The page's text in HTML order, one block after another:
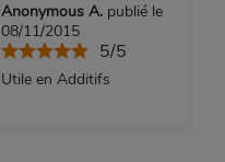
Anonymous A. publié le
08/11/2015
5/5
Utile en Additifs